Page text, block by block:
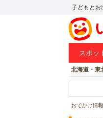
子どもとお
スポッ
北海道・東
おでかけ情